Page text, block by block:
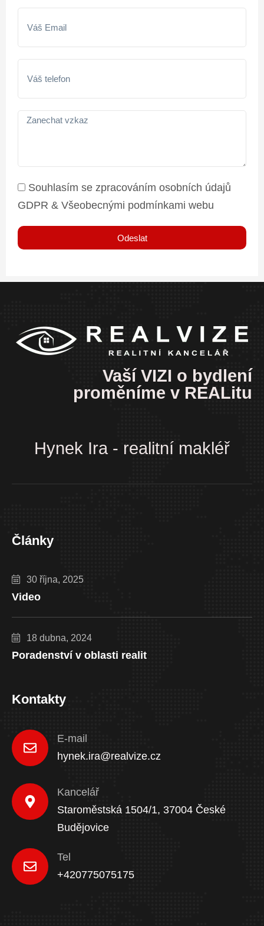
Souhlasím se zpracováním osobních údajů
GDPR & Všeobecnými podmínkami webu
Odeslat
Vaší VIZI o bydlení
proměníme v REALitu
Hynek Ira - realitní makléř
Články
30 října, 2025
Video
18 dubna, 2024
Poradenství v oblasti realit
Kontakty
E-mail
hynek.ira@realvize.cz
Kancelář
Staroměstská 1504/1, 37004 České
Budějovice
Tel
+420775075175